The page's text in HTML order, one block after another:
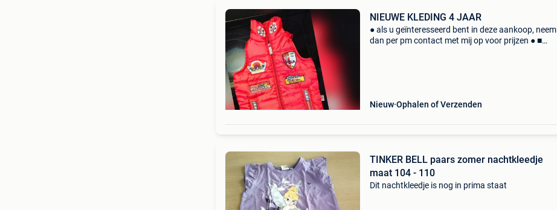
NIEUWE KLEDING 4 JAAR
● als u geïnteresseerd bent in deze aankoop, neem
dan per pm contact met mij op voor prijzen ● ■
Nieuw Ophalen of Verzenden
TINKER BELL paars zomer nachtkleedje
maat 104 - 110
Dit nachtkleedje is nog in prima staat